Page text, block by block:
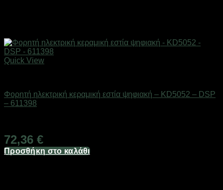
Quick View
Φορητή ηλεκτρική κεραμική εστία ψηφιακή – KD5052 – DSP
– 611398
72,36 €
Προσθήκη στο καλάθι